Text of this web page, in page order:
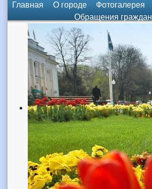
Главная
О городе Фотогалерея
Обращения граждан